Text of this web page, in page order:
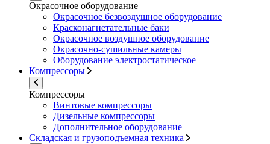
Окрасочное оборудование
Окрасочное безвоздушное оборудование
Красконагнетательные баки
Окрасочное воздушное оборудование
Окрасочно-сушильные камеры
Оборудование электростатическое
Компрессоры
Компрессоры
Винтовые компрессоры
Дизельные компрессоры
Дополнительное оборудование
Складская и грузоподъемная техника